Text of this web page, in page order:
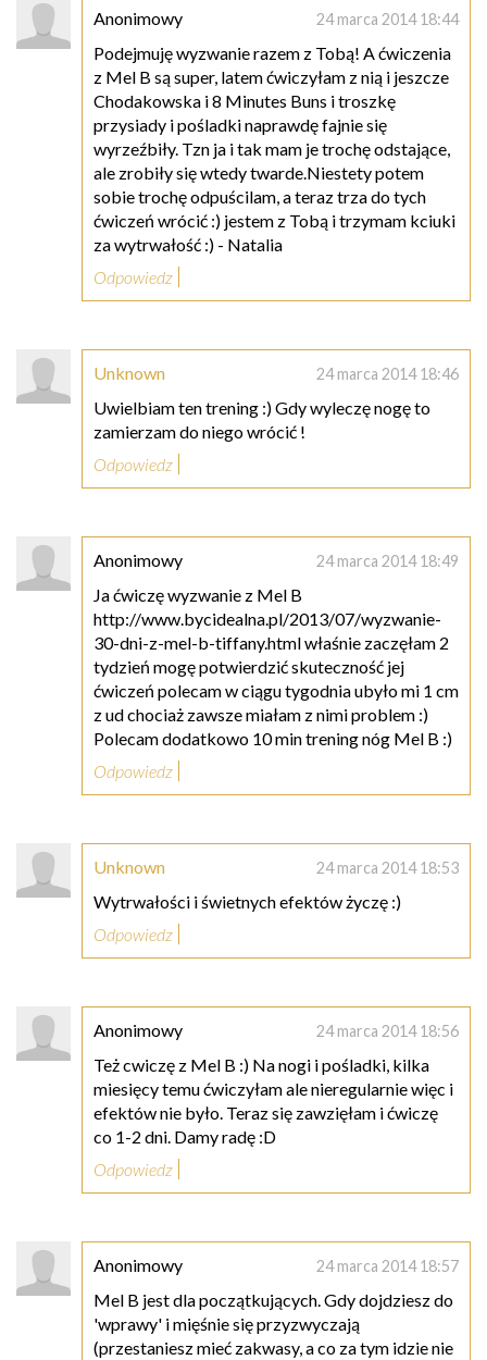
Anonimowy 24 marca 2014 18:44
Podejmuję wyzwanie razem z Tobą! A ćwiczenia
z Mel B są super, latem ćwiczyłam z nią i jeszcze
Chodakowska i 8 Minutes Buns i troszkę
przysiady i pośladki naprawdę fajnie się
wyrzeźbiły. Tzn ja i tak mam je trochę odstające,
ale zrobiły się wtedy twarde.Niestety potem
sobie trochę odpuścilam, a teraz trza do tych
ćwiczeń wrócić :) jestem z Tobą i trzymam kciuki
za wytrwałość :) - Natalia
Odpowiedz
Unknown 24 marca 2014 18:46
Uwielbiam ten trening :) Gdy wyleczę nogę to
zamierzam do niego wrócić !
Odpowiedz
Anonimowy 24 marca 2014 18:49
Ja ćwiczę wyzwanie z Mel B
http://www.bycidealna.pl/2013/07/wyzwanie-
30-dni-z-mel-b-tiffany.html właśnie zaczęłam 2
tydzień mogę potwierdzić skuteczność jej
ćwiczeń polecam w ciągu tygodnia ubyło mi 1 cm
z ud chociaż zawsze miałam z nimi problem :)
Polecam dodatkowo 10 min trening nóg Mel B :)
Odpowiedz
Unknown 24 marca 2014 18:53
Wytrwałości i świetnych efektów życzę :)
Odpowiedz
Anonimowy 24 marca 2014 18:56
Też cwiczę z Mel B :) Na nogi i pośladki, kilka
miesięcy temu ćwiczyłam ale nieregularnie więc i
efektów nie było. Teraz się zawzięłam i ćwiczę
co 1-2 dni. Damy radę :D
Odpowiedz
Anonimowy 24 marca 2014 18:57
Mel B jest dla początkujących. Gdy dojdziesz do
'wprawy' i mięśnie się przyzwyczają
(przestaniesz mieć zakwasy, a co za tym idzie nie